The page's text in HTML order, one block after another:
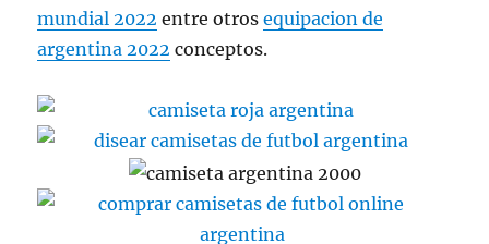
mundial 2022 entre otrosequipacion de
argentina 2022 conceptos.